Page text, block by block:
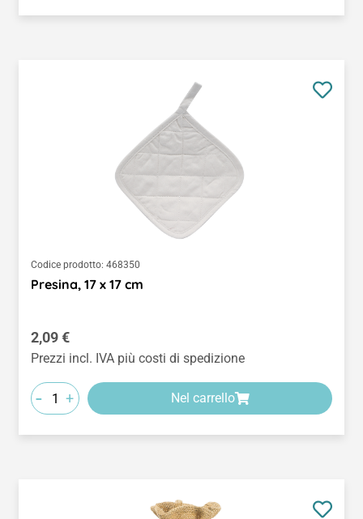
Codice prodotto: 468350
Presina, 17 x 17 cm
Prezzo normale:
2,09 €
Prezzi incl. IVA più costi di spedizione
- + Nel carrello